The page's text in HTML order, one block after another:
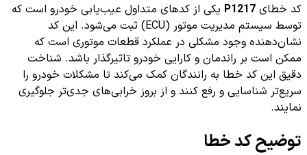
کد خطای P1217 یکی از کدهای متداول عیب‌یابی خودرو است که
توسط سیستم مدیریت موتور (ECU) ثبت می‌شود. این کد
نشان‌دهنده وجود مشکلی در عملکرد قطعات موتوری است که
ممکن است بر راندمان و کارایی خودرو تاثیرگذار باشد. شناخت
دقیق این کد خطا به رانندگان کمک می‌کند تا مشکلات خودرو را
سریع‌تر شناسایی و رفع کنند و از بروز خرابی‌های جدی‌تر جلوگیری
نمایند.
توضیح کد خطا